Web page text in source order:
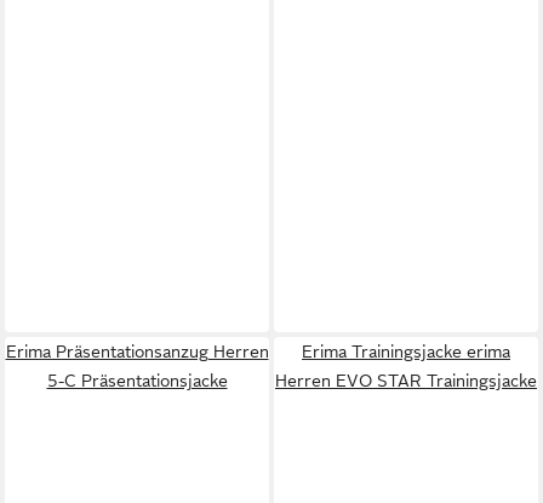
Erima Präsentationsanzug Herren
5-C Präsentationsjacke
Erima Trainingsjacke erima
Herren EVO STAR Trainingsjacke